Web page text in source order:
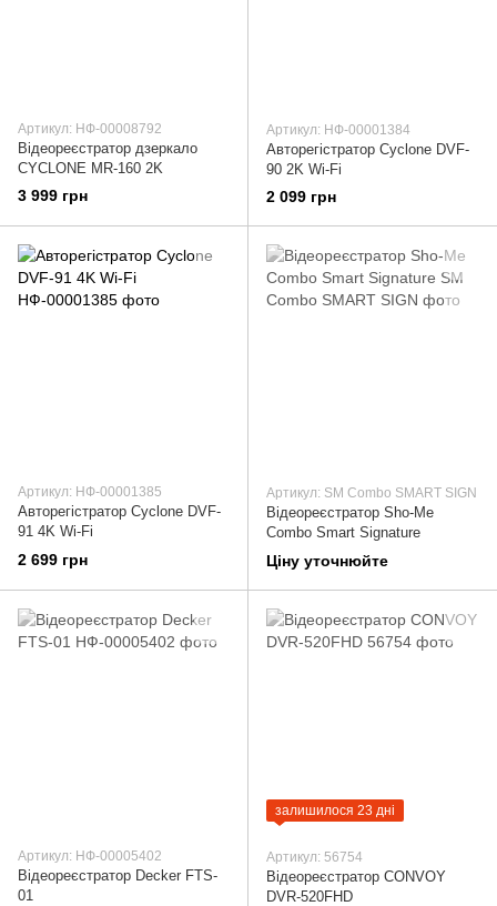
Артикул: НФ-00008792
Відеореєстратор дзеркало
CYCLONE MR-160 2K
3 999 грн
Артикул: НФ-00001384
Авторегістратор Cyclone DVF-
90 2K Wi-Fi
2 099 грн
Артикул: НФ-00001385
Авторегістратор Cyclone DVF-
91 4K Wi-Fi
2 699 грн
Артикул: SM Combo SMART SIGN
Відеореєстратор Sho-Me
Combo Smart Signature
Ціну уточнюйте
Артикул: НФ-00005402
Відеореєстратор Decker FTS-
01
залишилося 23 дні
Артикул: 56754
Відеореєстратор CONVOY
DVR-520FHD